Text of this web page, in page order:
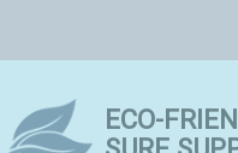
Shaper's Layout Ruler,
&